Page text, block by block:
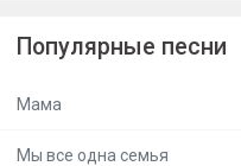
Популярные песни
Мама
Мы все одна семья